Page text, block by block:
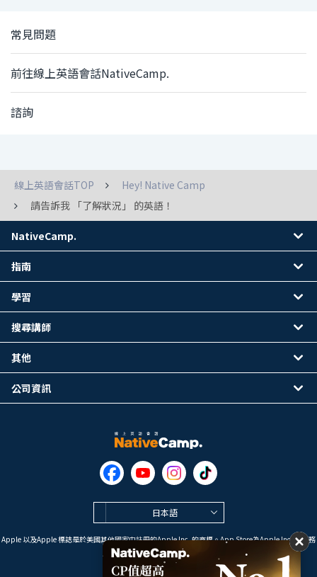
常見問題
前往線上英語會話NativeCamp.
諮詢
線上英語會話TOP
Hey! Native Camp
請告訴我 「了解狀況」 的英語！
日本語
Apple 以及Apple 標誌是於美國其他國家中註冊的Apple Inc. 的商標。App Store為Apple Inc. 的服務
標誌。
Google Play是 Google LLC 的商標。
NativeCamp.
指南
學習
搜尋講師
其他
公司資訊